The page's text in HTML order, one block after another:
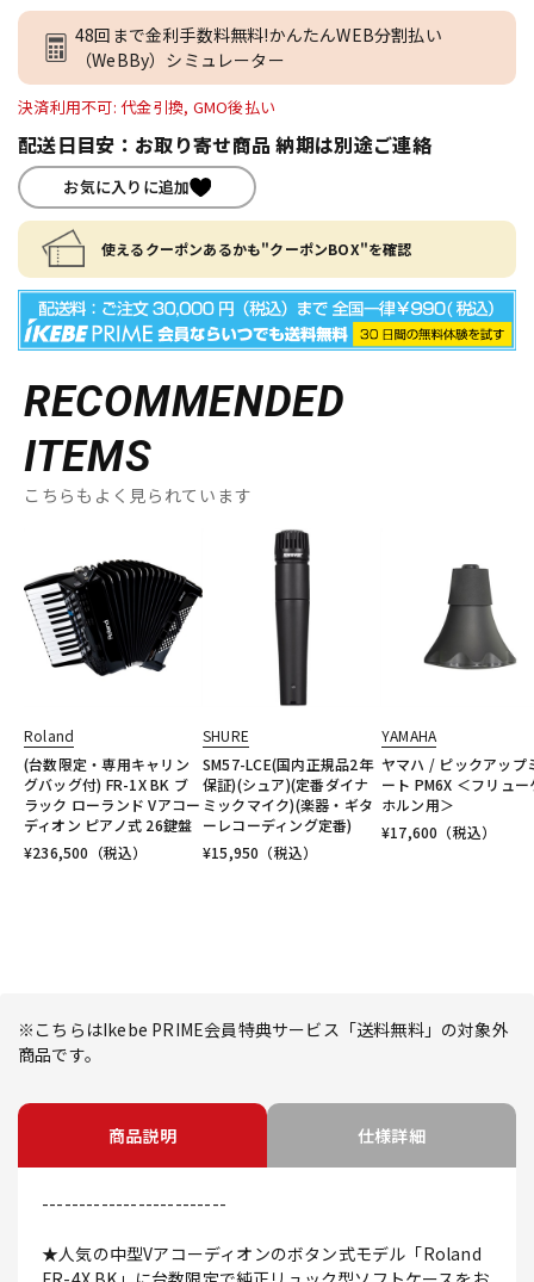
48回まで金利手数料無料!かんたんWEB分割払い
（WeBBy）シミュレーター
決済利用不可: 代金引換, GMO後払い
配送日目安：お取り寄せ商品 納期は別途ご連絡
お気に入りに追加
使えるクーポンあるかも"クーポンBOX"を確認
RECOMMENDED
ITEMS
こちらもよく見られています
Roland
(台数限定・専用キャリン
グバッグ付) FR-1X BK ブ
ラック ローランド Vアコー
ディオン ピアノ式 26鍵盤
¥236,500 （税込）
SHURE
SM57-LCE(国内正規品2年
保証)(シュア)(定番ダイナ
ミックマイク)(楽器・ギタ
ーレコーディング定番)
¥15,950 （税込）
YAMAHA
ヤマハ / ピックアップ
ート PM6X ＜フリュー
ホルン用＞
¥17,600 （税込）
※こちらはIkebe PRIME会員特典サービス「送料無料」の対象外
商品です。
商品説明 仕様詳細
-------------------------
★人気の中型Vアコーディオンのボタン式モデル「Roland